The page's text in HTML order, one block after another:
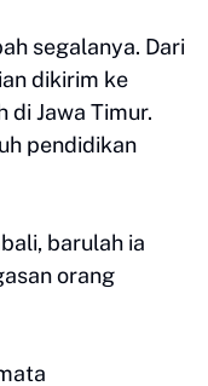
segalanya. Dari
dikirim ke
di Jawa Timur.
pendidikan
barulah ia
orang